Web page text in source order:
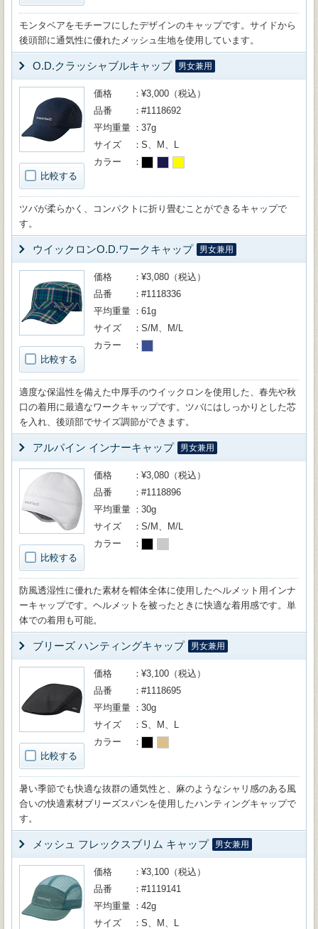
モンタベアをモチーフにしたデザインのキャップです。サイドから
後頭部に通気性に優れたメッシュ生地を使用しています。
O.D.クラッシャブルキャップ 男女兼用
比較する
価格
¥3,000（税込）
品番
#1118692
平均重量
37g
サイズ
S、M、L
カラー
ツバが柔らかく、コンパクトに折り畳むことができるキャップで
す。
ウイックロンO.D.ワークキャップ 男女兼用
比較する
価格
¥3,080（税込）
品番
#1118336
平均重量
61g
サイズ
S/M、M/L
カラー
適度な保温性を備えた中厚手のウイックロンを使用した、春先や秋
口の着用に最適なワークキャップです。ツバにはしっかりとした芯
を入れ、後頭部でサイズ調節ができます。
アルパイン インナーキャップ 男女兼用
比較する
価格
¥3,080（税込）
品番
#1118896
平均重量
30g
サイズ
S/M、M/L
カラー
防風透湿性に優れた素材を帽体全体に使用したヘルメット用インナ
ーキャップです。ヘルメットを被ったときに快適な着用感です。単
体での着用も可能。
ブリーズ ハンティングキャップ 男女兼用
比較する
価格
¥3,100（税込）
品番
#1118695
平均重量
30g
サイズ
S、M、L
カラー
暑い季節でも快適な抜群の通気性と、麻のようなシャリ感のある風
合いの快適素材ブリーズスパンを使用したハンティングキャップで
す。
メッシュ フレックスブリム キャップ 男女兼用
価格
¥3,100（税込）
品番
#1119141
平均重量
42g
サイズ
S、M、L